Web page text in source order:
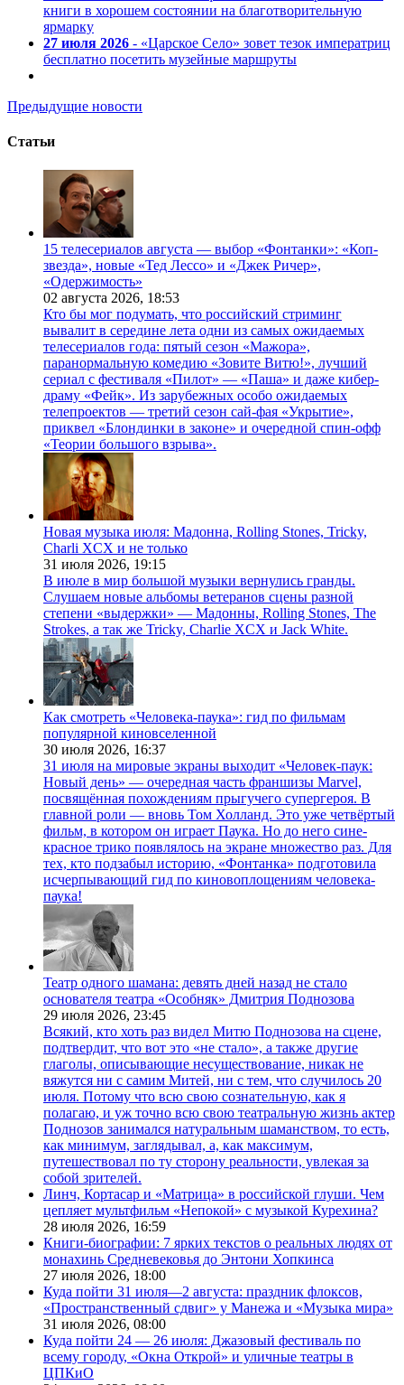
книги в хорошем состоянии на благотворительную
ярмарку
27 июля 2026 - «Царское Село» зовет тезок императриц
бесплатно посетить музейные маршруты
Предыдущие новости
Статьи
15 телесериалов августа — выбор «Фонтанки»: «Коп-
звезда», новые «Тед Лессо» и «Джек Ричер»,
«Одержимость»
02 августа 2026, 18:53
Кто бы мог подумать, что российский стриминг
вывалит в середине лета одни из самых ожидаемых
телесериалов года: пятый сезон «Мажора»,
паранормальную комедию «Зовите Витю!», лучший
сериал с фестиваля «Пилот» — «Паша» и даже кибер-
драму «Фейк». Из зарубежных особо ожидаемых
телепроектов — третий сезон сай-фая «Укрытие»,
приквел «Блондинки в законе» и очередной спин-офф
«Теории большого взрыва».
Новая музыка июля: Мадонна, Rolling Stones, Tricky,
Charli XCX и не только
31 июля 2026, 19:15
В июле в мир большой музыки вернулись гранды.
Слушаем новые альбомы ветеранов сцены разной
степени «выдержки» — Мадонны, Rolling Stones, The
Strokes, а так же Tricky, Charlie XCX и Jack White.
Как смотреть «Человека-паука»: гид по фильмам
популярной киновселенной
30 июля 2026, 16:37
31 июля на мировые экраны выходит «Человек-паук:
Новый день» — очередная часть франшизы Marvel,
посвящённая похождениям прыгучего супергероя. В
главной роли — вновь Том Холланд. Это уже четвёртый
фильм, в котором он играет Паука. Но до него сине-
красное трико появлялось на экране множество раз. Для
тех, кто подзабыл историю, «Фонтанка» подготовила
исчерпывающий гид по киновоплощениям человека-
паука!
Театр одного шамана: девять дней назад не стало
основателя театра «Особняк» Дмитрия Поднозова
29 июля 2026, 23:45
Всякий, кто хоть раз видел Митю Поднозова на сцене,
подтвердит, что вот это «не стало», а также другие
глаголы, описывающие несуществование, никак не
вяжутся ни с самим Митей, ни с тем, что случилось 20
июля. Потому что всю свою сознательную, как я
полагаю, и уж точно всю свою театральную жизнь актер
Поднозов занимался натуральным шаманством, то есть,
как минимум, заглядывал, а, как максимум,
путешествовал по ту сторону реальности, увлекая за
собой зрителей.
Линч, Кортасар и «Матрица» в российской глуши. Чем
цепляет мультфильм «Непокой» с музыкой Курехина?
28 июля 2026, 16:59
Книги-биографии: 7 ярких текстов о реальных людях от
монахинь Средневековья до Энтони Хопкинса
27 июля 2026, 18:00
Куда пойти 31 июля—2 августа: праздник флоксов,
«Пространственный сдвиг» у Манежа и «Музыка мира»
31 июля 2026, 08:00
Куда пойти 24 — 26 июля: Джазовый фестиваль по
всему городу, «Окна Открой» и уличные театры в
ЦПКиО